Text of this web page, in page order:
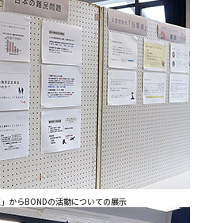
からBONDの活動についての展示